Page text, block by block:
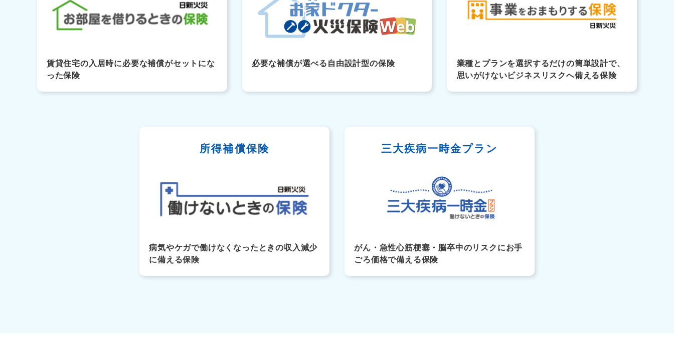
賃貸住宅の入居時に必要な補償がセットにな
った保険
必要な補償が選べる自由設計型の保険
業種とプランを選択するだけの簡単設計で、
思いがけないビジネスリスクへ備える保険
所得補償保険
病気やケガで働けなくなったときの収入減少
に備える保険
三大疾病一時金プラン
がん・急性心筋梗塞・脳卒中のリスクにお手
ごろ価格で備える保険